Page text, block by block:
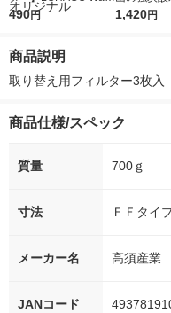
r（ロハコウォータ
シ） オリジナル
490円
レス 500ml
1,420円
商品説明
取り替え用フィルター3枚入
商品仕様/スペック
質量 700ｇ
寸法 ＦＦタイ
メーカー名 高須産業
JANコード